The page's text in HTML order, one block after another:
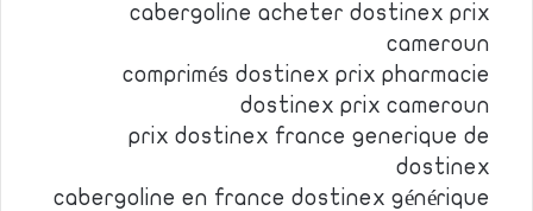
cabergoline acheter dostinex prix
cameroun
comprimés dostinex prix pharmacie
dostinex prix cameroun
prix dostinex france generique de
dostinex
cabergoline en france dostinex générique